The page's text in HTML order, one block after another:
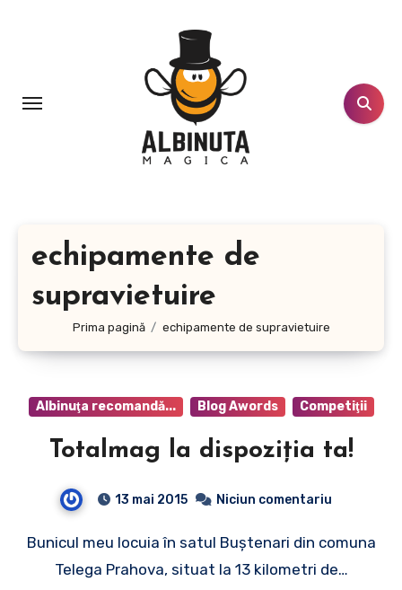
echipamente de
supravietuire
Prima pagină echipamente de supravietuire
Albinuţa recomandă... Blog Awords Competiţii
Totalmag la dispoziţia ta!
13 mai 2015 Niciun comentariu
Bunicul meu locuia în satul Buştenari din comuna
Telega Prahova, situat la 13 kilometri de…